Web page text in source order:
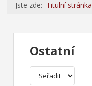
Jste zde: Titulní stránka
Ostatní